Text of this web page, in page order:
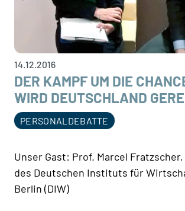
14.12.2016
DER KAMPF UM DIE
WIRD DEUTSCHLAND
PERSONALDEBATTE
Unser Gast: Prof. Marcel
des Deutschen Instituts für
Berlin (DIW)